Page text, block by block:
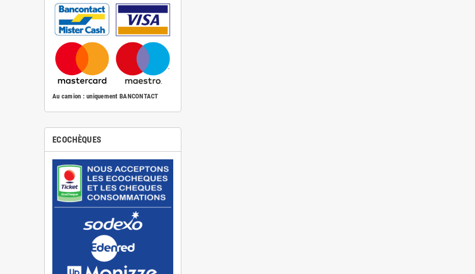
Au camion : uniquement BANCONTACT
ECOCHÈQUES